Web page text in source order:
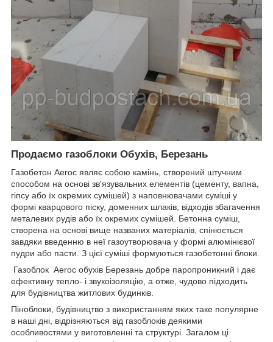
Продаємо газоблоки Обухів, Березань
Газобетон Aeroc являє собою камінь, створений штучним
способом на основі зв'язувальних елементів (цементу, вапна,
гіпсу або їх окремих сумішей) з наповнювачами суміші у
формі кварцового піску, доменних шлаків, відходів збагачення
металевих рудів або їх окремих сумішей. Бетонна суміш,
створена на основі вище названих матеріалів, спінюється
завдяки введенню в неї газоутворювача у формі алюмінієвої
пудри або пасти. З цієї суміші формуються газобетонні блоки.
Газоблок Aeroc обухів Березань добре паропроникний і дає
ефективну тепло- і звукоізоляцію, а отже, чудово підходить
для будівництва житлових будинків.
Піноблоки, будівництво з використанням яких таке популярне
в наші дні, відрізняються від газоблоків деякими
особливостями у виготовленні та структурі. Загалом ці